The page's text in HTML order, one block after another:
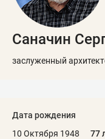
Саначин
заслуженный
Дата рождения
10 Октября 1948
77